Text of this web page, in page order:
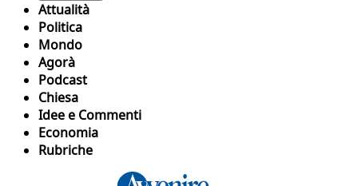
Attualità
Politica
Mondo
Agorà
Podcast
Chiesa
Idee e Commenti
Economia
Rubriche